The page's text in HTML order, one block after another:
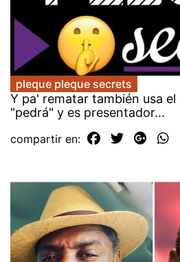
pleque pleque secrets
Y pa' rematar también usa el
"pedrá" y es presentador...
compartir en: